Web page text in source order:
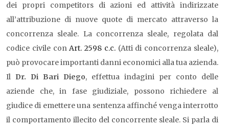
dei propri competitors di azioni ed attività indirizzate
all’attribuzione di nuove quote di mercato attraverso la
concorrenza sleale. La concorrenza sleale, regolata dal
codice civile conArt. 2598 c.c.(Atti di concorrenza sleale),
può provocare importanti danni economici alla tua azienda.
Il Dr. Di Bari Diego, effettua indagini per conto delle
aziende che, in fase giudiziale, possono richiedere al
giudice di emettere una sentenza affinché venga interrotto
il comportamento illecito del concorrente sleale. Si parla di